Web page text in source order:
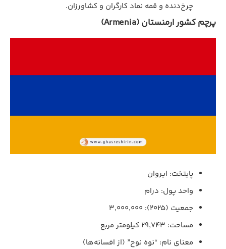
چرخ‌دنده و قمه نماد کارگران و کشاورزان.
پرچم کشور ارمنستان (Armenia)
پایتخت: ایروان
واحد پول: درام
جمعیت (۲۰۲۵): ۳,۰۰۰,۰۰۰
مساحت: ۲۹,۷۴۳ کیلومتر مربع
معنای نام: “نوه نوح” (از افسانه‌ها)